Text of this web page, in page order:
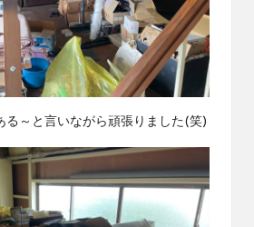
る～と言いながら頑張りました(笑)